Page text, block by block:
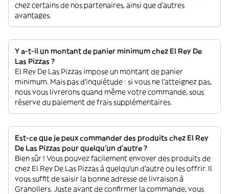
chez certains de nos partenaires, ainsi que d’autres
avantages.
Y a-t-il un montant de panier minimum chez El Rey De
Las Pizzas ?
El Rey De Las Pizzas impose un montant de panier
minimum. Mais pas d'inquiétude : si vous ne l'atteignez pas,
nous vous livrerons quand même votre commande, sous
réserve du paiement de frais supplémentaires.
Est-ce que je peux commander des produits chez El Rey
De Las Pizzas pour quelqu'un d'autre ?
Bien sûr ! Vous pouvez facilement envoyer des produits de
chez El Rey De Las Pizzas à quelqu'un d'autre ou les offrir. Il
vous suffit de saisir la bonne adresse de livraison à
Granollers. Juste avant de confirmer la commande, vous